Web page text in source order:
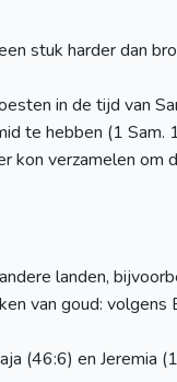
stuk harder dan
in de tijd van
te hebben (1
kon verzamelen om
landen,
van goud:
(46:6) en Jeremia